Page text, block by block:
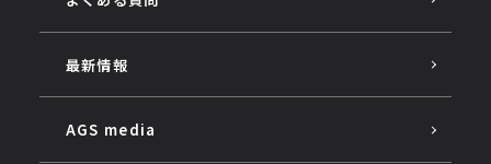
最新情報
AGS media